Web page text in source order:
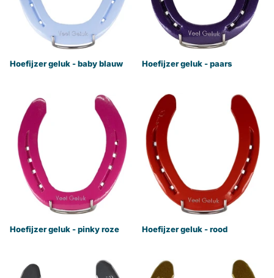
Hoefijzer geluk - baby blauw Hoefijzer geluk - paars
Hoefijzer geluk - pinky roze Hoefijzer geluk - rood